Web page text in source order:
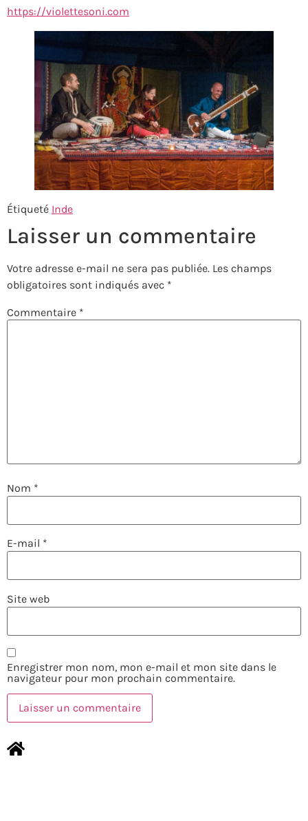
https://violettesoni.com
Étiqueté Inde
Laisser un commentaire
Votre adresse e-mail ne sera pas publiée. Les champs
obligatoires sont indiqués avec *
Commentaire *
Nom *
E-mail *
Site web
Enregistrer mon nom, mon e-mail et mon site dans le
navigateur pour mon prochain commentaire.